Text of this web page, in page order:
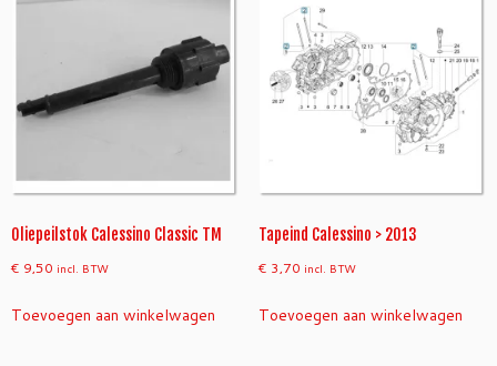
Oliepeilstok Calessino Classic TM
€ 9,50 incl. BTW
Toevoegen aan winkelwagen
Tapeind Calessino > 2013
€ 3,70 incl. BTW
Toevoegen aan winkelwagen